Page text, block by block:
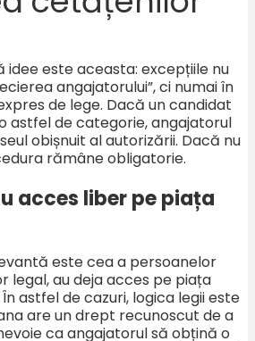
este aceasta: excepțiile nu
angajatorului”, ci numai în
de lege. Dacă un candidat
astfel de categorie, angajatorul
obișnuit al autorizării. Dacă nu
rămâne obligatorie.
acces liber pe piața
este cea a persoanelor
legal, au deja acces pe piața
astfel de cazuri, logica legii este
are un drept recunoscut de a
ca angajatorul să obțină o